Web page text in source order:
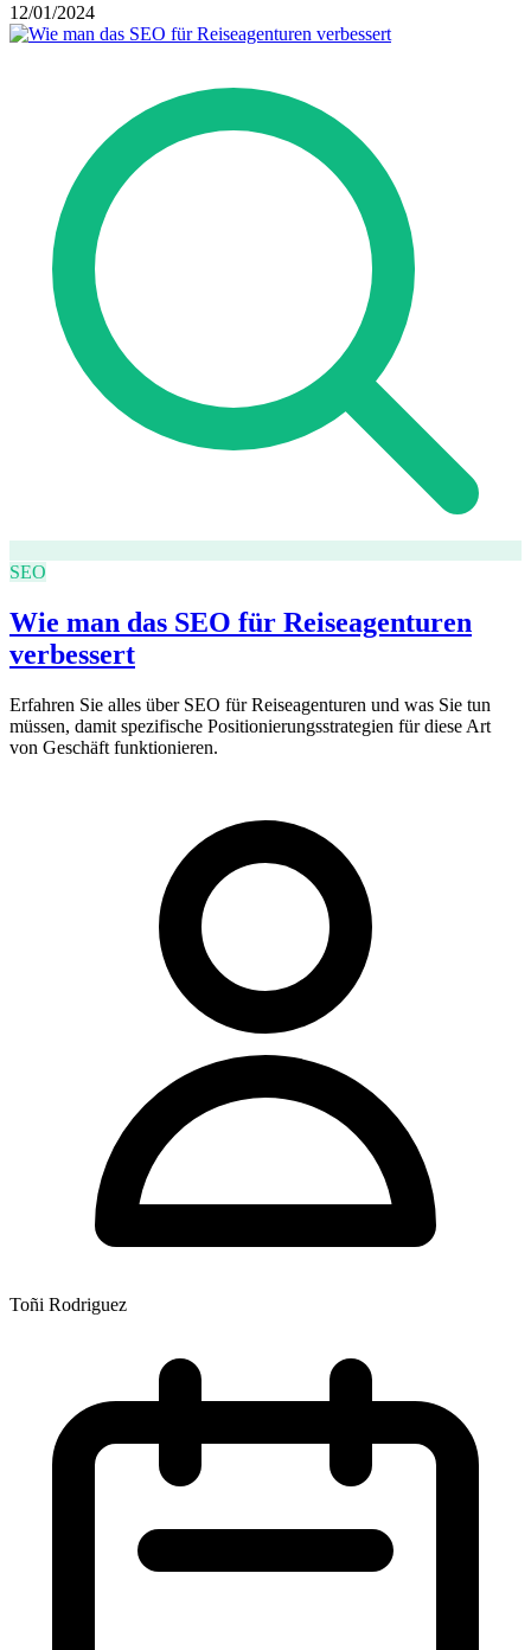
12/01/2024
SEO
Wie man das SEO für Reiseagenturen
verbessert
Erfahren Sie alles über SEO für Reiseagenturen und was Sie tun
müssen, damit spezifische Positionierungsstrategien für diese Art
von Geschäft funktionieren.
Toñi Rodriguez